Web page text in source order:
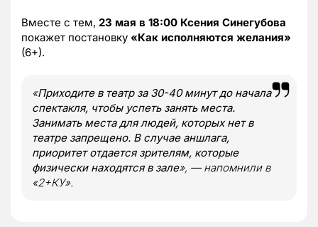
Вместе с тем, 23 мая в 18:00 Ксения Синегубова
покажет постановку «Как исполняются желания»
(6+).
«Приходите в театр за 30-40 минут до начала
спектакля, чтобы успеть занять места.
Занимать места для людей, которых нет в
театре запрещено. В случае аншлага,
приоритет отдается зрителям, которые
физически находятся в зале», — напомнили в
«2+КУ».